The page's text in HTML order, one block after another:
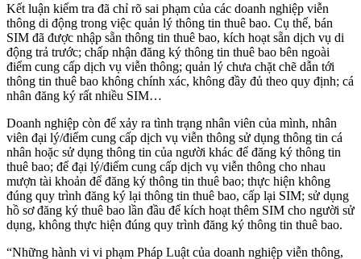
Kết luận kiểm tra đã chỉ rõ sai phạm của các doanh nghiệp viễn
thông di động trong việc quản lý thông tin thuê bao. Cụ thể, bán
SIM đã được nhập sẵn thông tin thuê bao, kích hoạt sẵn dịch vụ di
động trả trước; chấp nhận đăng ký thông tin thuê bao bên ngoài
điểm cung cấp dịch vụ viễn thông; quản lý chưa chặt chẽ dẫn tới
thông tin thuê bao không chính xác, không đầy đủ theo quy định; cá
nhân đăng ký rất nhiều SIM…
Doanh nghiệp còn để xảy ra tình trạng nhân viên của mình, nhân
viên đại lý/điểm cung cấp dịch vụ viễn thông sử dụng thông tin cá
nhân hoặc sử dụng thông tin của người khác để đăng ký thông tin
thuê bao; để đại lý/điểm cung cấp dịch vụ viễn thông cho nhau
mượn tài khoản để đăng ký thông tin thuê bao; thực hiện không
đúng quy trình đăng ký lại thông tin thuê bao, cấp lại SIM; sử dụng
hồ sơ đăng ký thuê bao lần đầu để kích hoạt thêm SIM cho người sử
dụng, không thực hiện đúng quy trình đăng ký thông tin thuê bao.
“Những hành vi vi phạm Pháp Luật của doanh nghiệp viễn thông,